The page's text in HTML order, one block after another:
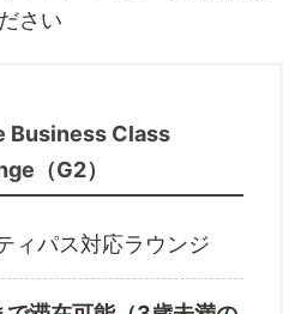
さい
Business Class
（G2）
ィパス対応ラウンジ